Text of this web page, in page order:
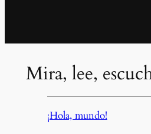
Mira, lee,
¡Hola, mundo!